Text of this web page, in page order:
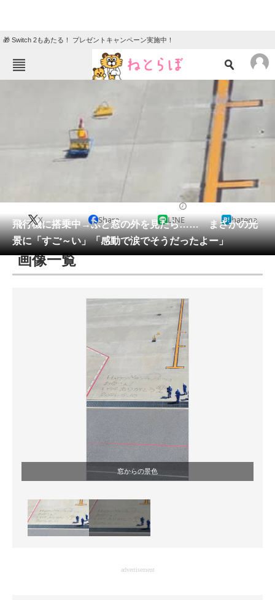
🎁 Switch 2もあたる！ プレゼントキャンペーン実施中！
会員記事
メディア
注目記事を集めた総合ページ
ITの今と未来を見通す
進化するPCとデバイスの未来
好きが集まる 比べて選べる
ビジネスと働き方のヒント
企業ITのトレンドを詳説
マーケ×ITの今がよく分かる
ITエンジニア向け専門サイト
飛行機に搭乗中→ふと窓の外を見たら…… まさかの光
景に「すご～い」「感動で涙でそうだったよー」
X Share LINE hatena
画像一覧
窓からの景色
advertisement